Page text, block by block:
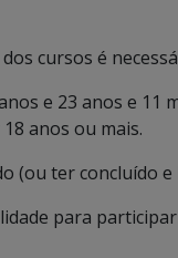
cursos é
e 23 anos e 11
anos ou mais.
(ou ter concluído e
para